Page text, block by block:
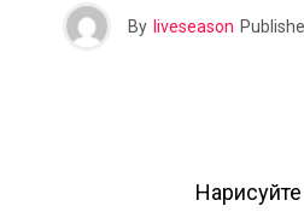
By liveseason